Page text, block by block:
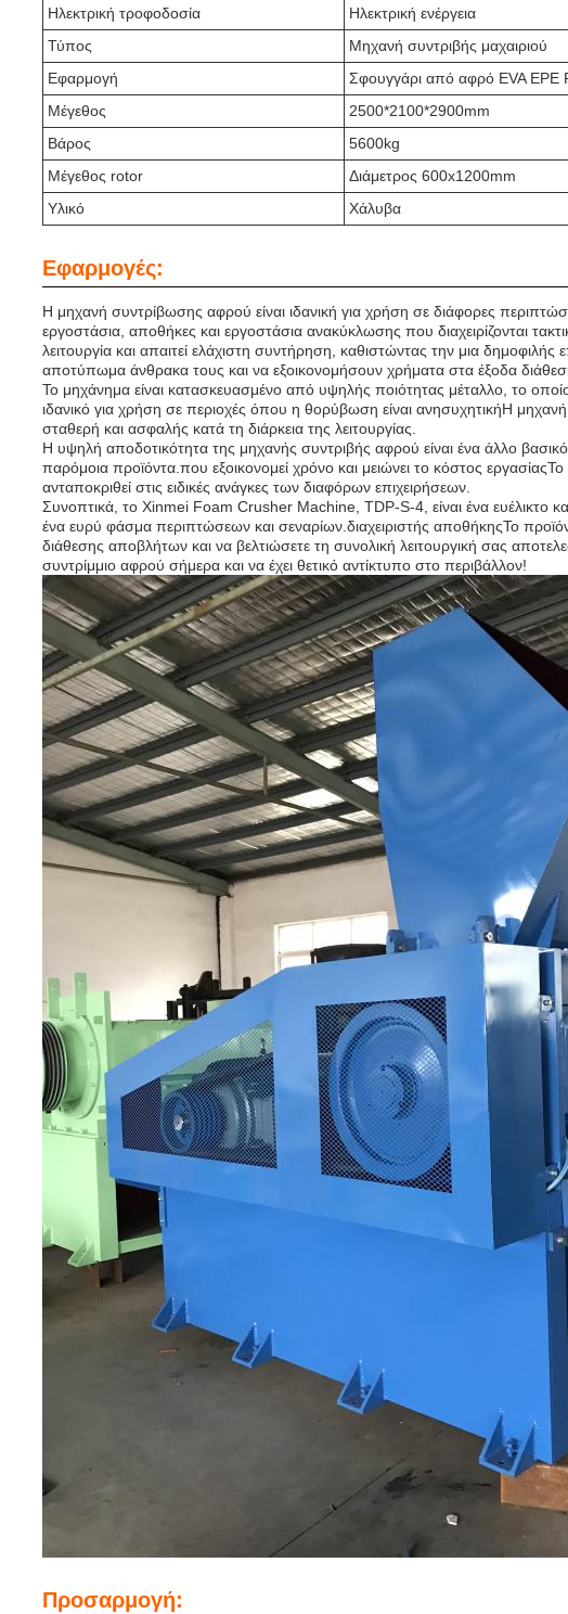
Ηλεκτρική τροφοδοσία
Ηλεκτρική ενέργεια
Τύπος
Μηχανή συντριβής μαχαιριού
Εφαρμογή
Σφουγγάρι από αφρό EVA EPE
Μέγεθος
2500*2100*2900mm
Βάρος
5600kg
Μέγεθος rotor
Διάμετρος 600x1200mm
Υλικό
Χάλυβα
Εφαρμογές:
Η μηχανή συντρίβωσης αφρού είναι ιδανική για χρήση σε διάφορες
εργοστάσια, αποθήκες και εργοστάσια ανακύκλωσης που διαχειρίζονται
λειτουργία και απαιτεί ελάχιστη συντήρηση, καθιστώντας την μια δημοφιλής
αποτύπωμα άνθρακα τους και να εξοικονομήσουν χρήματα στα έξοδα
Το μηχάνημα είναι κατασκευασμένο από υψηλής ποιότητας μέταλλο, το
ιδανικό για χρήση σε περιοχές όπου η θορύβωση είναι ανησυχητικήΗ μηχανή
σταθερή και ασφαλής κατά τη διάρκεια της λειτουργίας.
Η υψηλή αποδοτικότητα της μηχανής συντριβής αφρού είναι ένα άλλο
παρόμοια προϊόντα.που εξοικονομεί χρόνο και μειώνει το κόστος
ανταποκριθεί στις ειδικές ανάγκες των διαφόρων επιχειρήσεων.
Συνοπτικά, το Xinmei Foam Crusher Machine, TDP-S-4, είναι ένα ευέλικτο
ένα ευρύ φάσμα περιπτώσεων και σεναρίων.διαχειριστής αποθήκηςΤο
διάθεσης αποβλήτων και να βελτιώσετε τη συνολική λειτουργική σας
συντρίμμιο αφρού σήμερα και να έχει θετικό αντίκτυπο στο περιβάλλον!
Προσαρμογή: